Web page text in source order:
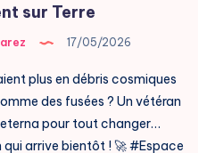
sur Terre
17/05/2026
plus en débris cosmiques
des fusées ? Un vétéran
pour tout changer…
arrive bientôt ! 🚀 #Espace